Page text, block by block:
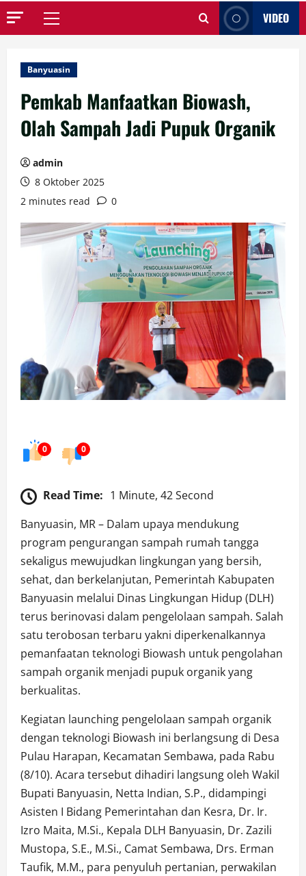
Primary
VIDEO
Banyuasin
Pemkab Manfaatkan Biowash,
Olah Sampah Jadi Pupuk Organik
admin
8 Oktober 2025
2 minutes read
0
0 0
Read Time: 1 Minute, 42 Second
Banyuasin, MR – Dalam upaya mendukung
program pengurangan sampah rumah tangga
sekaligus mewujudkan lingkungan yang bersih,
sehat, dan berkelanjutan, Pemerintah Kabupaten
Banyuasin melalui Dinas Lingkungan Hidup (DLH)
terus berinovasi dalam pengelolaan sampah. Salah
satu terobosan terbaru yakni diperkenalkannya
pemanfaatan teknologi Biowash untuk pengolahan
sampah organik menjadi pupuk organik yang
berkualitas.
Kegiatan launching pengelolaan sampah organik
dengan teknologi Biowash ini berlangsung di Desa
Pulau Harapan, Kecamatan Sembawa, pada Rabu
(8/10). Acara tersebut dihadiri langsung oleh Wakil
Bupati Banyuasin, Netta Indian, S.P., didampingi
Asisten I Bidang Pemerintahan dan Kesra, Dr. Ir.
Izro Maita, M.Si., Kepala DLH Banyuasin, Dr. Zazili
Mustopa, S.E., M.Si., Camat Sembawa, Drs. Erman
Taufik, M.M., para penyuluh pertanian, perwakilan